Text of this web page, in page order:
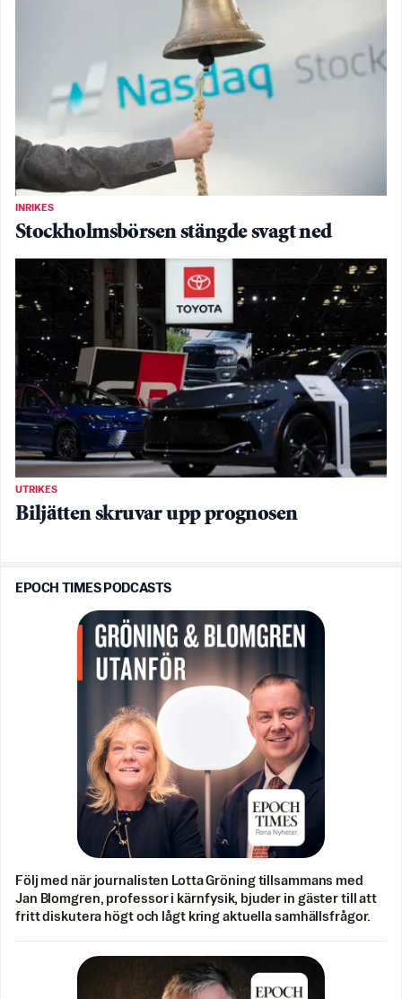
INRIKES
Stockholmsbörsen stängde svagt ned
UTRIKES
Biljätten skruvar upp prognosen
EPOCH TIMES PODCASTS
Följ med när journalisten Lotta Gröning tillsammans med
Jan Blomgren, professor i kärnfysik, bjuder in gäster till att
fritt diskutera högt och lågt kring aktuella samhällsfrågor.